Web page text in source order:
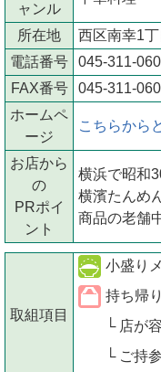
図
ャンル
所在地
西区南幸1
電話番号
045‐311-
FAX番号
045‐311-
ホームペ
ージ
こちらから
お店から
の
PRポイ
ント
横浜で昭和
横濱たんめ
商品の老舗
取組項目
小盛り
持ち帰
└ 店が
└ ご持